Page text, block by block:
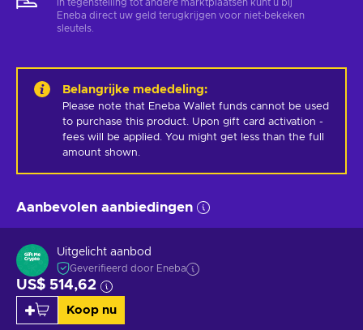
In tegenstelling tot andere marktplaatsen kunt u bij
Eneba direct uw geld terugkrijgen voor niet-bekeken
sleutels.
Belangrijke mededeling:
Please note that Eneba Wallet funds cannot be used
to purchase this product. Upon gift card activation -
fees will be applied. You might get less than the full
amount shown.
Aanbevolen aanbiedingen
Uitgelicht aanbod
Geverifieerd door Eneba
US$ 514,62
Koop nu